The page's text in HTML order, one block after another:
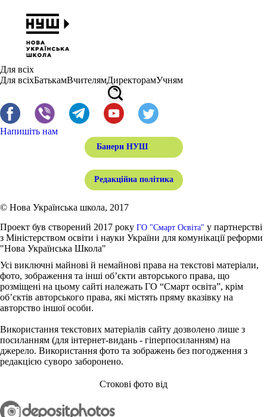
Для всіх
Для всіхБатькамВчителямДиректорамУчням
Напишіть нам
Банери НУШ
Редакційна політика
© Нова Українська школа, 2017
Проект був створений 2017 року ГО "Смарт Освіта" у партнерстві
з Міністерством освіти і науки України для комунікації реформи
"Нова Українська Школа"
Усі виключні майнові й немайнові права на текстові матеріали,
фото, зображення та інші об’єкти авторського права, що
розміщені на цьому сайті належать ГО “Смарт освіта”, крім
об’єктів авторського права, які містять пряму вказівку на
авторство іншої особи.
Використання текстових матеріалів сайту дозволено лише з
посиланням (для інтернет-видань - гіперпосиланням) на
джерело. Використання фото та зображень без погодження з
редакцією суворо заборонено.
Стокові фото від